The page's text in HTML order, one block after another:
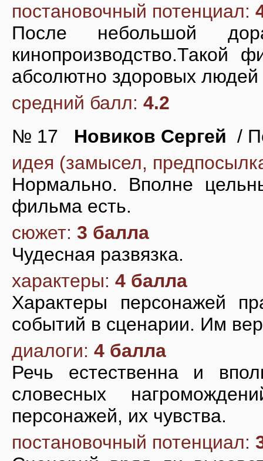
постановочный потенциал:
После небольшой
кинопроизводство.Такой
абсолютно здоровых людей
средний балл: 4.2
№ 17 Новиков Сергей /
идея (замысел,
Нормально. Вполне
фильма есть.
сюжет: 3 балла
Чудесная развязка.
характеры: 4 балла
Характеры персонажей
событий в сценарии. Им
диалоги: 4 балла
Речь естественна и
словесных
персонажей, их чувства.
постановочный потенциал: